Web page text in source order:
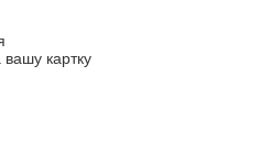
вашу картку